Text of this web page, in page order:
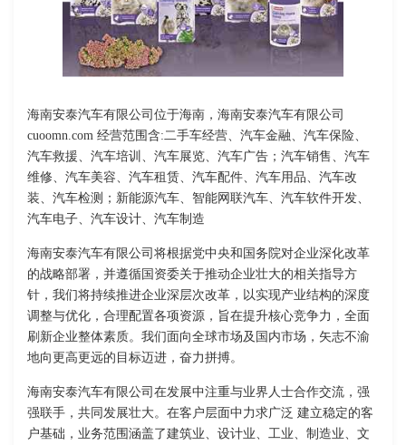
海南安泰汽车有限公司位于海南，海南安泰汽车有限公司
cuoomn.com 经营范围含:二手车经营、汽车金融、汽车保险、
汽车救援、汽车培训、汽车展览、汽车广告；汽车销售、汽车
维修、汽车美容、汽车租赁、汽车配件、汽车用品、汽车改
装、汽车检测；新能源汽车、智能网联汽车、汽车软件开发、
汽车电子、汽车设计、汽车制造
海南安泰汽车有限公司将根据党中央和国务院对企业深化改革
的战略部署，并遵循国资委关于推动企业壮大的相关指导方
针，我们将持续推进企业深层次改革，以实现产业结构的深度
调整与优化，合理配置各项资源，旨在提升核心竞争力，全面
刷新企业整体素质。我们面向全球市场及国内市场，矢志不渝
地向更高更远的目标迈进，奋力拼搏。
海南安泰汽车有限公司在发展中注重与业界人士合作交流，强
强联手，共同发展壮大。在客户层面中力求广泛 建立稳定的客
户基础，业务范围涵盖了建筑业、设计业、工业、制造业、文